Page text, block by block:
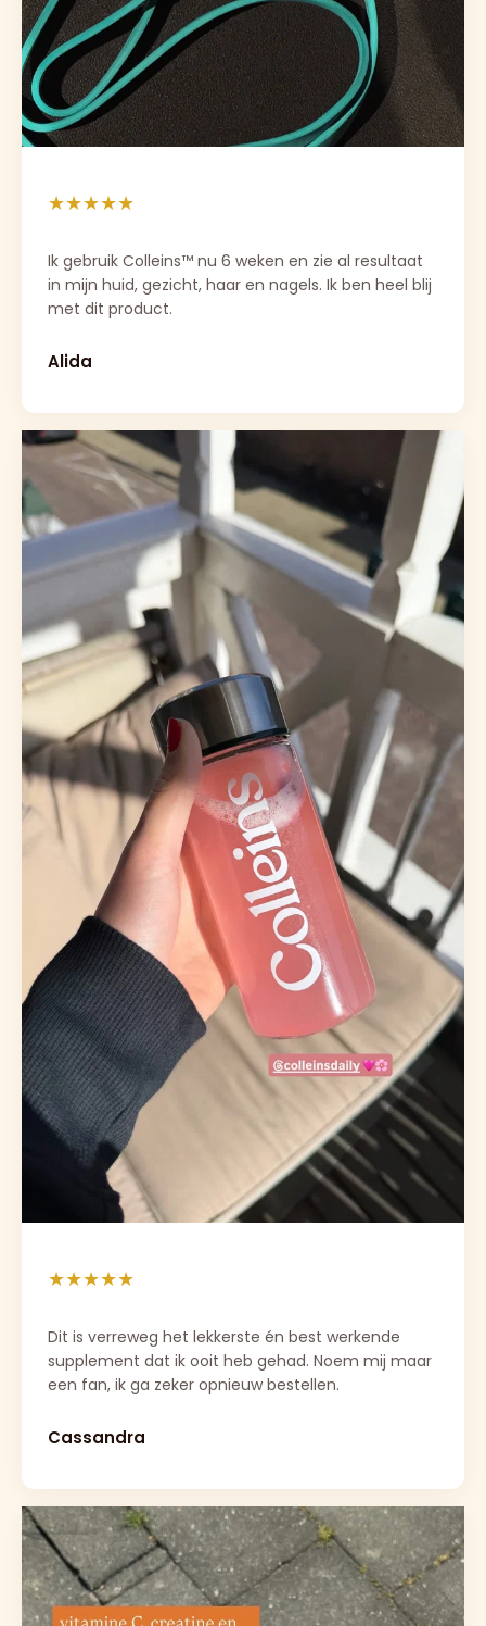
★★★★★
Ik gebruik Colleins™ nu 6 weken en zie al resultaat
in mijn huid, gezicht, haar en nagels. Ik ben heel blij
met dit product.
Alida
★★★★★
Dit is verreweg het lekkerste én best werkende
supplement dat ik ooit heb gehad. Noem mij maar
een fan, ik ga zeker opnieuw bestellen.
Cassandra